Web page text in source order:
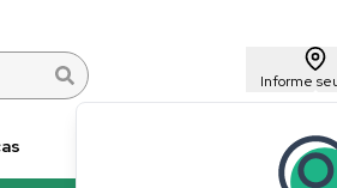
Informe